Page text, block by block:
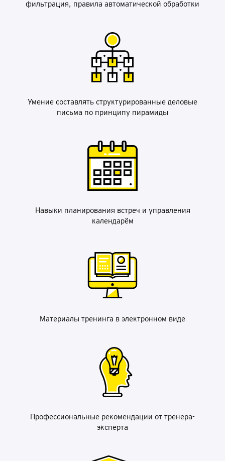
фильтрация, правила автоматической обработки
Умение составлять структурированные деловые
письма по принципу пирамиды
Навыки планирования встреч и управления
календарём
Материалы тренинга в электронном виде
Профессиональные рекомендации от тренера-
эксперта